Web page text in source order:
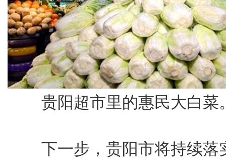
贵阳超市里的惠民大白菜
下一步，贵阳市将持续落